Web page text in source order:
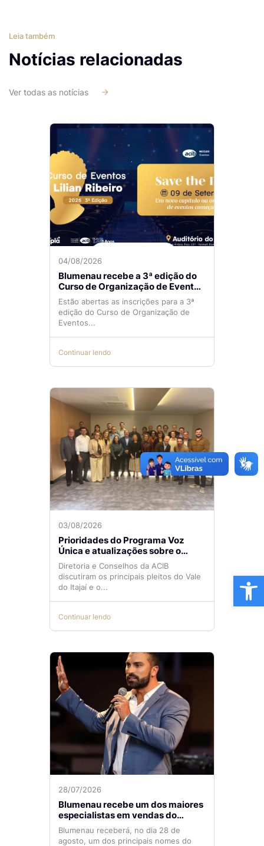
Leia também
Notícias relacionadas
Ver todas as notícias
04/08/2026
Blumenau recebe a 3ª edição do
Curso de Organização de Eventos
Lilian Ribeiro
Estão abertas as inscrições para a 3ª
edição do Curso de Organização de
Eventos...
Continuar lendo
03/08/2026
Prioridades do Programa Voz
Única e atualizações sobre o
Aeroporto de Navegantes são
temas de reunião na ACIB
Diretoria e Conselhos da ACIB
discutiram os principais pleitos do Vale
do Itajaí e o...
Continuar lendo
28/07/2026
Blumenau recebe um dos maiores
especialistas em vendas do
mercado imobiliário
Blumenau receberá, no dia 28 de
agosto, um dos principais nomes do